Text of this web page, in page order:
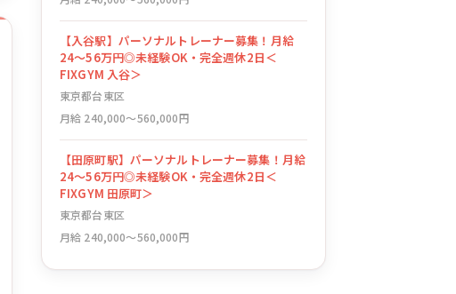
【入谷駅】パーソナルトレーナー募集！月給
24〜56万円◎未経験OK・完全週休2日＜
FIXGYM 入谷＞
東京都台東区
月給 240,000〜560,000円
【田原町駅】パーソナルトレーナー募集！月給
24〜56万円◎未経験OK・完全週休2日＜
FIXGYM 田原町＞
東京都台東区
月給 240,000〜560,000円